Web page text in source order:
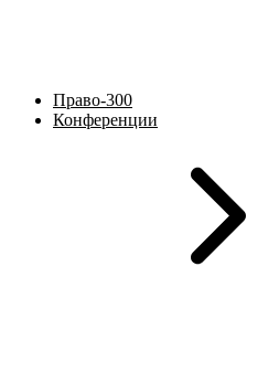
Право-300
Конференции